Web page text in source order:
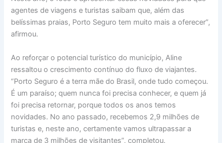
agentes de viagens e turistas saibam que, além das
belíssimas praias, Porto Seguro tem muito mais a oferecer”,
afirmou.
Ao reforçar o potencial turístico do município, Aline
ressaltou o crescimento contínuo do fluxo de viajantes.
“Porto Seguro é a terra mãe do Brasil, onde tudo começou.
É um paraíso; quem nunca foi precisa conhecer, e quem já
foi precisa retornar, porque todos os anos temos
novidades. No ano passado, recebemos 2,9 milhões de
turistas e, neste ano, certamente vamos ultrapassar a
marca de 3 milhões de visitantes”, completou.